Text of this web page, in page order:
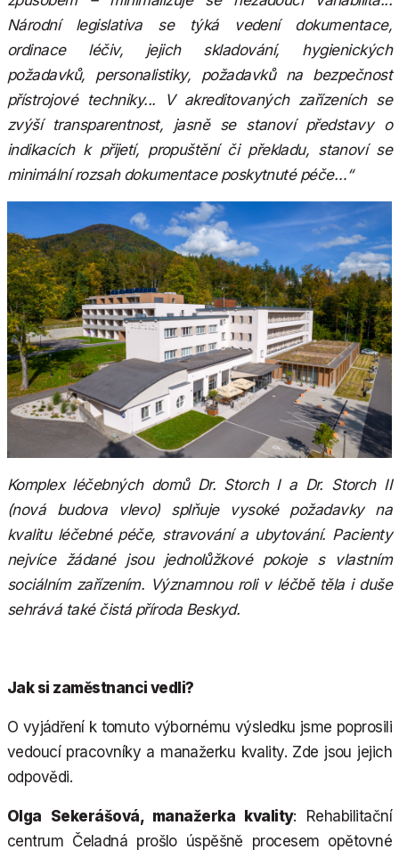
Národní legislativa se týká vedení dokumentace,
ordinace léčiv, jejich skladování, hygienických
požadavků, personalistiky, požadavků na bezpečnost
přístrojové techniky... V akreditovaných zařízeních se
zvýší transparentnost, jasně se stanoví představy o
indikacích k přijetí, propuštění či překladu, stanoví se
minimální rozsah dokumentace poskytnuté péče…“
Komplex léčebných domů Dr. Storch I a Dr. Storch II
(nová budova vlevo) splňuje vysoké požadavky na
kvalitu léčebné péče, stravování a ubytování. Pacienty
nejvíce žádané jsou jednolůžkové pokoje s vlastním
sociálním zařízením. Významnou roli v léčbě těla i duše
sehrává také čistá příroda Beskyd.
Jak si zaměstnanci vedli?
O vyjádření k tomuto výbornému výsledku jsme poprosili
vedoucí pracovníky a manažerku kvality. Zde jsou jejich
odpovědi.
Olga Sekerášová, manažerka kvality: Rehabilitační
centrum Čeladná prošlo úspěšně procesem opětovné